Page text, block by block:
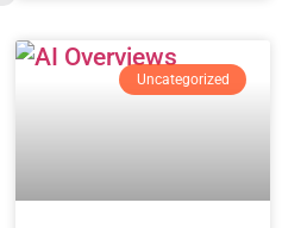
Uncategorized